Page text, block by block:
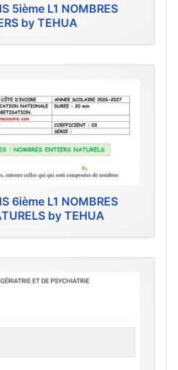
5ième L1 NOMBRES
by TEHUA
6ième L1 NOMBRES
by TEHUA